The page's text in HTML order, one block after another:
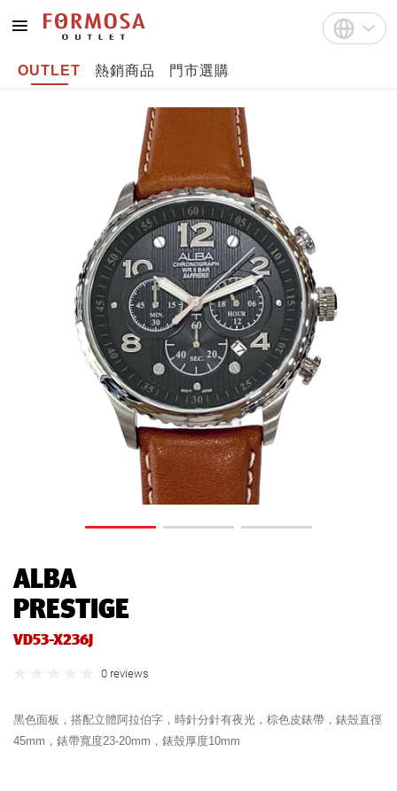
註冊
登入 English
Bahasa Indonesia
Tiếng Việt
OUTLET 熱銷商品 門市選購
ALBA
PRESTIGE
VD53-X236J
0 reviews
黑色面板，搭配立體阿拉伯字，時針分針有夜光，棕色皮錶帶，錶殼直徑
45mm，錶帶寬度23-20mm，錶殼厚度10mm